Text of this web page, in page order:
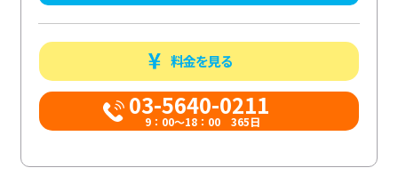
料金を見る
03-5640-0211
9：00～18：00 365日